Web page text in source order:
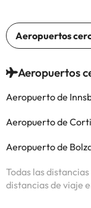
Aeropuertos
Aeropuerto de
Aeropuerto de
Aeropuerto de
Todas las
distancias de viaje